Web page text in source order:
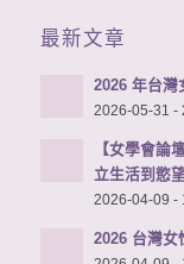
最新文章
2026 年台灣
2026-05-31 -
【女學會論
立生活到慾
2026-04-09 -
2026 台灣女